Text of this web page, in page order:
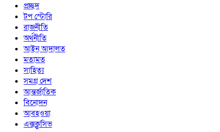
প্রচ্ছদ
টপ স্টোরি
রাজনীতি
অর্থনীতি
আইন আদালত
মতামত
সাহিত্য
সমগ্র দেশ
আন্তর্জাতিক
বিনোদন
আবহওয়া
এক্সক্লুসিভ